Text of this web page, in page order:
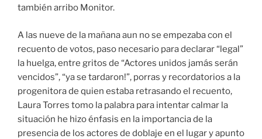
también arribo Monitor.
A las nueve de la mañana aun no se empezaba con el
recuento de votos, paso necesario para declarar “legal”
la huelga, entre gritos de “Actores unidos jamás serán
vencidos”, “ya se tardaron!”, porras y recordatorios a la
progenitora de quien estaba retrasando el recuento,
Laura Torres tomo la palabra para intentar calmar la
situación he hizo énfasis en la importancia de la
presencia de los actores de doblaje en el lugar y apunto